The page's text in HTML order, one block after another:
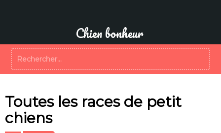
Chien bonheur
Toutes les races de petit
chiens
Rechercher :